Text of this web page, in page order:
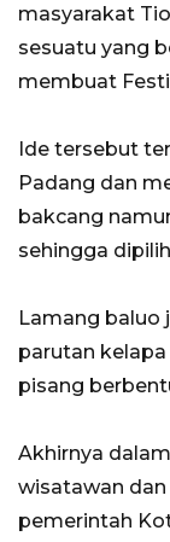
masyarakat
sesuatu yang
membuat
Ide tersebut
Padang dan
bakcang
sehingga
Lamang baluo
parutan
pisang
Akhirnya
wisatawan
pemerintah